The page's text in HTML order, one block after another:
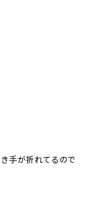
手が折れてるので